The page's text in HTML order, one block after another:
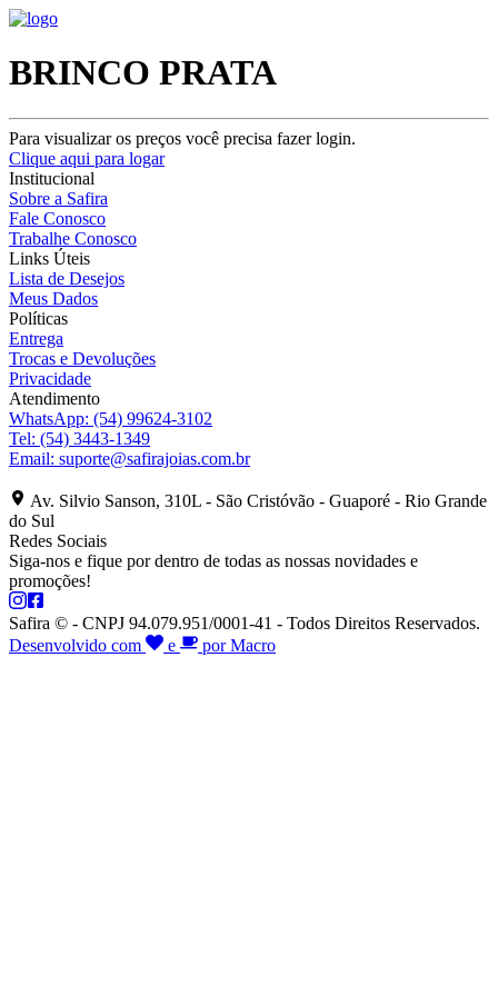
BRINCO PRATA
Para visualizar os preços você precisa fazer login.
Clique aqui para logar
Institucional
Sobre a Safira
Fale Conosco
Trabalhe Conosco
Links Úteis
Lista de Desejos
Meus Dados
Políticas
Entrega
Trocas e Devoluções
Privacidade
Atendimento
WhatsApp: (54) 99624-3102
Tel: (54) 3443-1349
Email: suporte@safirajoias.com.br
Av. Silvio Sanson, 310L - São Cristóvão - Guaporé - Rio Grande
do Sul
Redes Sociais
Siga-nos e fique por dentro de todas as nossas novidades e
promoções!
Safira © - CNPJ 94.079.951/0001-41 - Todos Direitos Reservados.
Desenvolvido com
e por Macro